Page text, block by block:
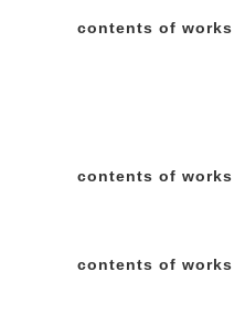
contents of works
contents of works
contents of works